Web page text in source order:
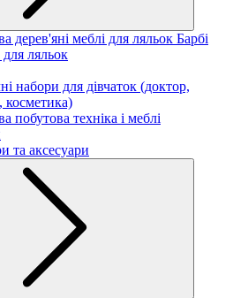
дерев'яні меблі для ляльок Барбі
ляльок
набори для дівчаток (доктор,
косметика)
побутова техніка і меблі
та аксесуари